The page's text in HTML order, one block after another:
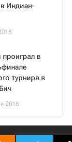
Индиан-
в
турнира в
2018